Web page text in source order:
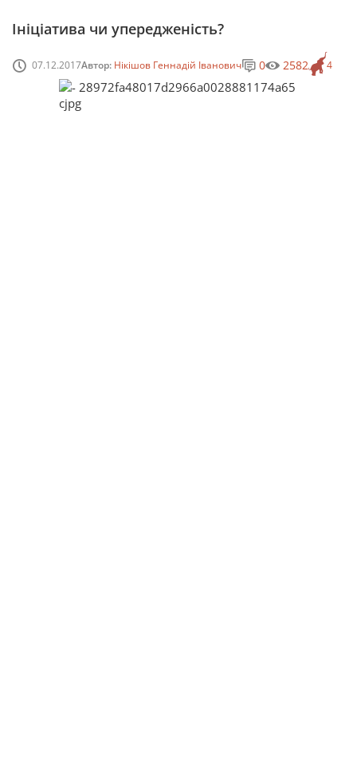
Ініціатива чи упередженість?
07.12.2017Автор: Нікішов Геннадій Іванович 4
0 2582